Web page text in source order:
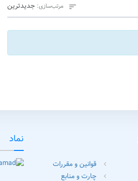
مرتب‌سازی: جدیدترین 
chevron_left قوانین و مقررات
chevron_left چارت و منابع
نماد